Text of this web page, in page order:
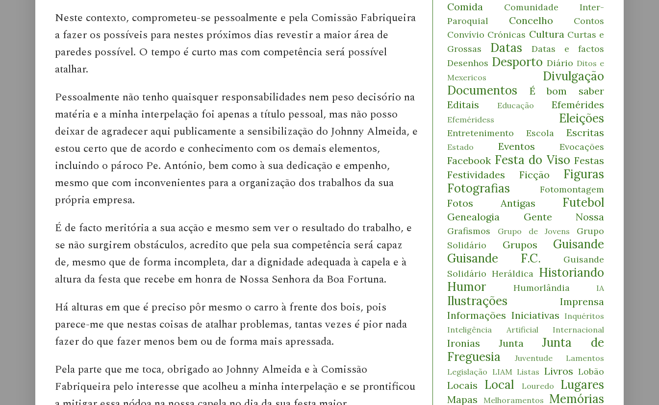
Neste contexto, comprometeu-se pessoalmente e pela Comissão Fabriqueira
a fazer os possíveis para nestes próximos dias revestir a maior área de
paredes possível. O tempo é curto mas com competência será possível
atalhar.
Pessoalmente não tenho quaisquer responsabilidades nem peso decisório na
matéria e a minha interpelação foi apenas a título pessoal, mas não posso
deixar de agradecer aqui publicamente a sensibilização do Johnny Almeida, e
estou certo que de acordo e conhecimento com os demais elementos,
incluindo o pároco Pe. António, bem como à sua dedicação e empenho,
mesmo que com inconvenientes para a organização dos trabalhos da sua
própria empresa.
É de facto meritória a sua acção e mesmo sem ver o resultado do trabalho, e
se não surgirem obstáculos, acredito que pela sua competência será capaz
de, mesmo que de forma incompleta, dar a dignidade adequada à capela e à
altura da festa que recebe em honra de Nossa Senhora da Boa Fortuna.
Há alturas em que é preciso pôr mesmo o carro à frente dos bois, pois
parece-me que nestas coisas de atalhar problemas, tantas vezes é pior nada
fazer do que fazer menos bem ou de forma mais apressada.
Pela parte que me toca, obrigado ao Johnny Almeida e à Comissão
Fabriqueira pelo interesse que acolheu a minha interpelação e se prontificou
Comida
Comunidade Inter-
Paroquial
Concelho
Contos
Convívio Crónicas Cultura Curtas e
Grossas
Datas
Datas e factos
Desenhos Desporto Diário Ditos e
Mexericos
Divulgação
Documentos
É bom saber
Editais
Educação Efemérides
Efeméridess Eleições
Entretenimento Escola Escritas
Estado Eventos Evocações
Facebook Festa do Viso Festas
Festividades
Ficção
Figuras
Fotografias
Fotomontagem
Fotos Antigas Futebol
Genealogia Gente Nossa
Grafismos Grupo de Jovens
Grupo
Solidário
Grupos
Guisande
Guisande F.C.
Guisande
Solidário Heráldica Historiando
Humor
Humorlândia IA
Ilustrações
Imprensa
Informações Iniciativas Inquéritos
Inteligência Artificial
Internacional
Ironias Junta
Junta de
Freguesia
Juventude
Lamentos
Legislação LIAM Listas Livros Lobão
Locais Local Louredo Lugares
Mapas Melhoramentos Memórias